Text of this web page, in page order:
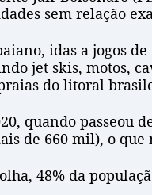
sem relação
idas a jogos
jet skis, motos,
do litoral
quando
de 660 mil), o
48% da